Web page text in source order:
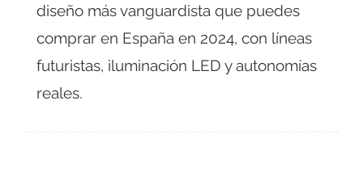
diseño más vanguardista que puedes
comprar en España en 2024, con líneas
futuristas, iluminación LED y autonomías
reales.